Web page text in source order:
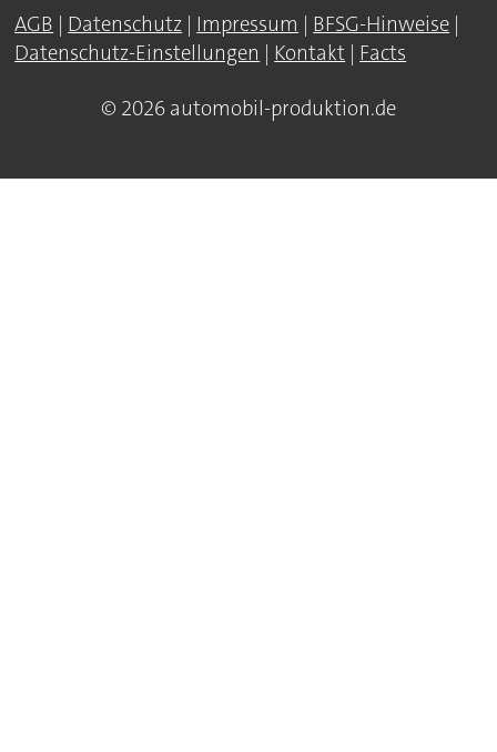
AGB | Datenschutz | Impressum | BFSG-Hinweise |
Datenschutz-Einstellungen | Kontakt | Facts
© 2026 automobil-produktion.de